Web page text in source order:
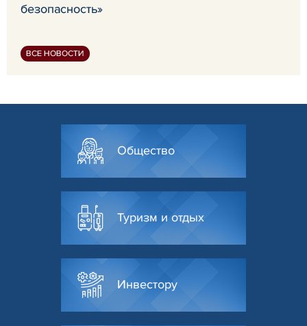
безопасность»
ВСЕ НОВОСТИ
Общество
Туризм и отдых
Инвестору